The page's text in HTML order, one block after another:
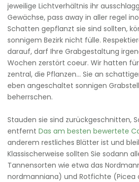
jeweilige Lichtverhältnis ihr
Gewächse, pass away in aller regel
Schatten gepflanzt sie sind sollten,
sonnigem Bezirk nicht fülle.
darauf, darf Ihre Grabgestaltung
Wochen zerstört coeur. Wir hatten für
zentral, die Pflanzen… Sie an
eben angeschaltet sonnigen
beherrschen.
Stauden sie sind zurückgeschnitten,
entfernt Das am besten bewertete
anderem restliches Blätter ist und
Klassischerweise sollten Sie sodann
Tannensorten wie etwa das
nordmanniana) und Rotfichte (Picea